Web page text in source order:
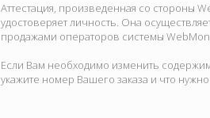
Аттестация, произведенная со стороны
удостоверяет личность. Она
продажами операторов системы
Если Вам необходимо изменить
укажите номер Вашего заказа и что